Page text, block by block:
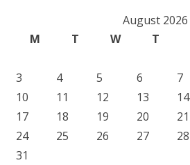
August 2026
M
T W T
3
4 5 6 7
10
11 12 13 14
17
18 19 20 21
24
25 26 27 28
31